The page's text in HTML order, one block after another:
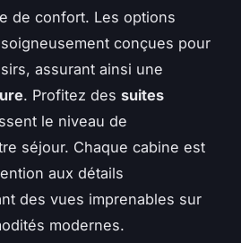
de confort. Les options
conçues pour
assurant ainsi une
. Profitez des suites
le niveau de
séjour. Chaque cabine est
aux détails
des vues imprenables sur
modernes.